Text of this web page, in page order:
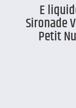
E
Sironade
Petit